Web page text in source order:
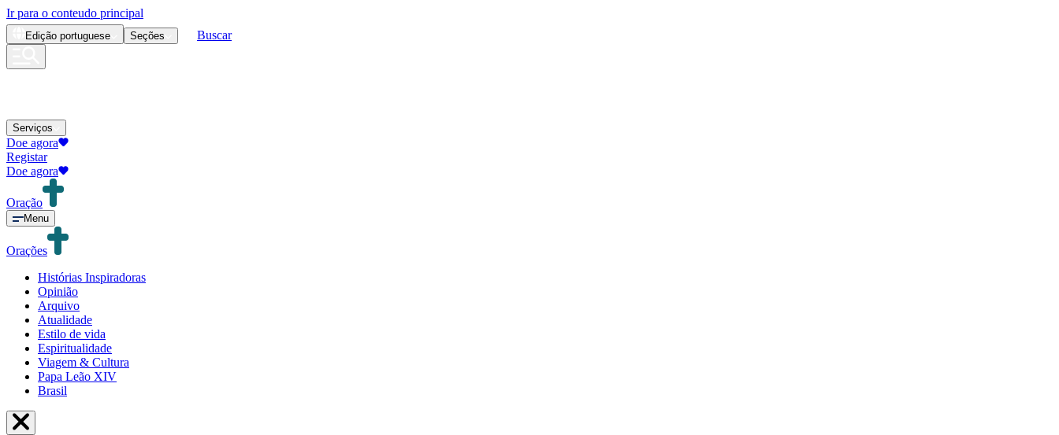
Ir para o conteudo principal
Edição portuguese Seções Buscar
Serviços
Doe agora
Registar
Doe agora
Oração
Menu
Orações
Histórias Inspiradoras
Opinião
Arquivo
Atualidade
Estilo de vida
Espiritualidade
Viagem & Cultura
Papa Leão XIV
Brasil